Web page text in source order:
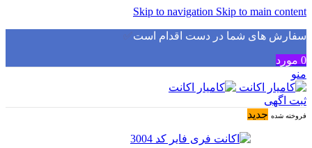
Skip to navigation Skip to main content
سفارش های شما در دست اقدام است✅
0 مورد
منو
ثبت اگهی
فروخته شده جدید